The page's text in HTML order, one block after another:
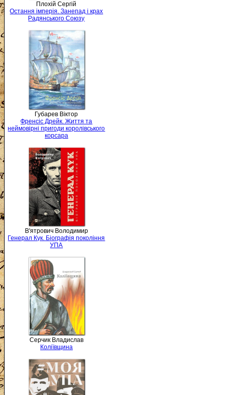
Плохій Сергій
Остання імперія. Занепад і крах
Радянського Союзу
Губарев Віктор
Френсіс Дрейк. Життя та
неймовірні пригоди королівського
корсара
В'ятрович Володимир
Генерал Кук. Біографія покоління
УПА
Серчик Владислав
Коліївщина